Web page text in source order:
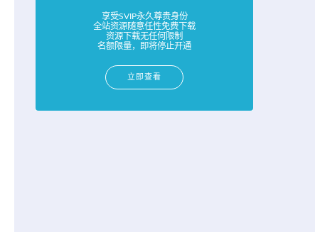
享受SVIP永久尊贵身份
全站资源随意任性免费下载
资源下载无任何限制
名额限量，即将停止开通
立即查看